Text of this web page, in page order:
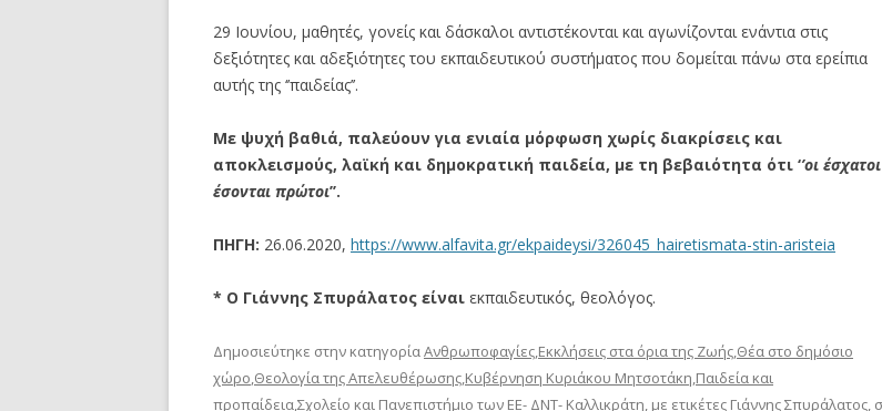
29 Ιουνίου, μαθητές, γονείς και δάσκαλοι αντιστέκονται και αγωνίζονται ενάντια στις
δεξιότητες και αδεξιότητες του εκπαιδευτικού συστήματος που δομείται πάνω στα ερείπια
αυτής της ‘’παιδείας’’.
Με ψυχή βαθιά, παλεύουν για ενιαία μόρφωση χωρίς διακρίσεις και
αποκλεισμούς, λαϊκή και δημοκρατική παιδεία, με τη βεβαιότητα ότι ‘’οι έσχατοι
έσονται πρώτοι’’.
ΠΗΓΗ: 26.06.2020, https://www.alfavita.gr/ekpaideysi/326045_hairetismata-stin-aristeia
* Ο Γιάννης Σπυράλατος είναι εκπαιδευτικός, θεολόγος.
Δημοσιεύτηκε στην κατηγορίαΑνθρωποφαγίες,Εκκλήσεις στα όρια της Ζωής,Θέα στο δημόσιο
χώρο,Θεολογία της Απελευθέρωσης,Κυβέρνηση Κυριάκου Μητσοτάκη,Παιδεία και
προπαίδεια,Σχολείο και Πανεπιστήμιο των ΕΕ- ΔΝΤ- Καλλικράτη, με ετικέτες Γιάννης Σπυράλατος,